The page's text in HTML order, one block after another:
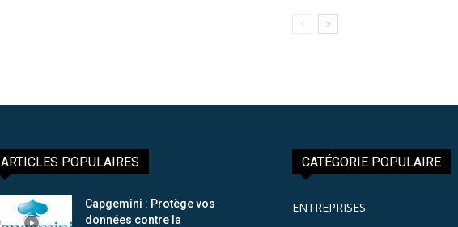
ARTICLES POPULAIRES
Capgemini : Protège vos
données contre la
CATÉGORIE POPULAIRE
ENTREPRISES